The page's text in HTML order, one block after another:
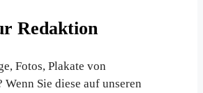
Redaktion
Fotos, Plakate von
Wenn Sie diese auf unseren